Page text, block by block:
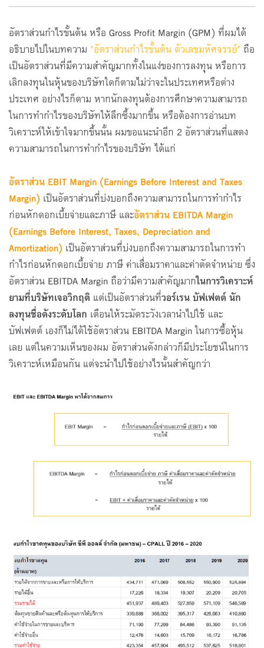
อัตราส่วนกำไรขั้นต้น หรือ Gross Profit Margin (GPM) ที่ผมได้
อธิบายไปในบทความ "อัตราส่วนกำไรขั้นต้น ตัวเลขมหัศจรรย์" ถือ
เป็นอัตราส่วนที่มีความสำคัญมากทั้งในแง่ของการลงทุน หรือการ
เลิกลงทุนในหุ้นของบริษัทใดก็ตามไม่ว่าจะในประเทศหรือต่าง
ประเทศ อย่างไรก็ตาม หากนักลงทุนต้องการศึกษาความสามารถ
ในการทำกำไรของบริษัทให้ลึกซึ้งมากขึ้น หรือต้องการอ่านบท
วิเคราะห์ให้เข้าใจมากขึ้นนั้น ผมขอแนะนำอีก 2 อัตราส่วนที่แสดง
ความสามารถในการทำกำไรของบริษัท ได้แก่
อัตราส่วน EBIT Margin (Earnings Before Interest and Taxes
Margin) เป็นอัตราส่วนที่บ่งบอกถึงความสามารถในการทำกำไร
ก่อนหักดอกเบี้ยจ่ายและภาษี และอัตราส่วน EBITDA Margin
(Earnings Before Interest, Taxes, Depreciation and
Amortization) เป็นอัตราส่วนที่บ่งบอกถึงความสามารถในการทำ
กำไรก่อนหักดอกเบี้ยจ่าย ภาษี ค่าเสื่อมราคาและค่าตัดจำหน่าย ซึ่ง
อัตราส่วน EBITDA Margin ถือว่ามีความสำคัญมากในการวิเคราะห์
ยามที่บริษัทเจอวิกฤติ แต่เป็นอัตราส่วนที่วอร์เรน บัฟเฟตต์ นัก
ลงทุนชื่อดังระดับโลก เตือนให้ระมัดระวังเวลานำไปใช้ และ
บัฟเฟตต์ เองก็ไม่ได้ใช้อัตราส่วน EBITDA Margin ในการซื้อหุ้น
เลย แต่ในความเห็นของผม อัตราส่วนดังกล่าวก็มีประโยชน์ในการ
วิเคราะห์เหมือนกัน แต่จะนำไปใช้อย่างไรนั้นสำคัญกว่า